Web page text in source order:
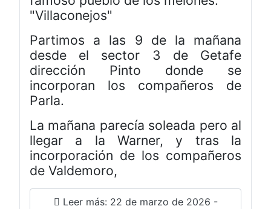
"Villaconejos"
Partimos a las 9 de la mañana
desde el sector 3 de Getafe
dirección Pinto donde se
incorporan los compañeros de
Parla.
La mañana parecía soleada pero al
llegar a la Warner, y tras la
incorporación de los compañeros
de Valdemoro,
Leer más: 22 de marzo de 2026 -